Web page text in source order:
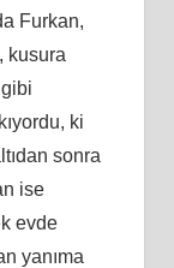
Furkan,
kusura
ki
sonra
ise
evde
yanıma